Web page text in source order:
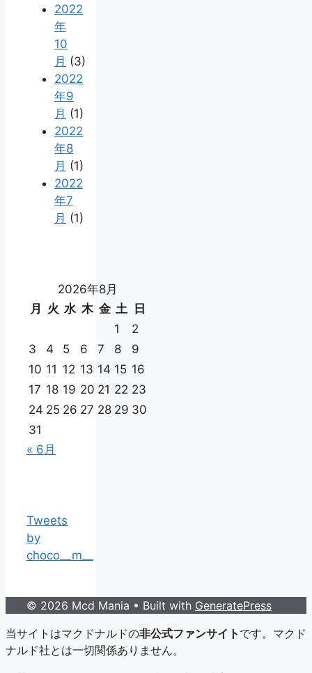
2022
年
10
月 (3)
2022
年9
月 (1)
2022
年8
月 (1)
2022
年7
月 (1)
2026年8月
月
火 水 木 金 土
日
1
2
3
4 5 6 7 8
9
10 11 12 13 14 15 16
17 18 19 20 21 22 23
24 25 26 27 28 29 30
31
« 6月
Tweets
by
choco__m__
© 2026 Mcd Mania • Built with GeneratePress
当サイトはマクドナルドの非公式ファンサイト です。マクド
ナルド社とは一切関係ありません。